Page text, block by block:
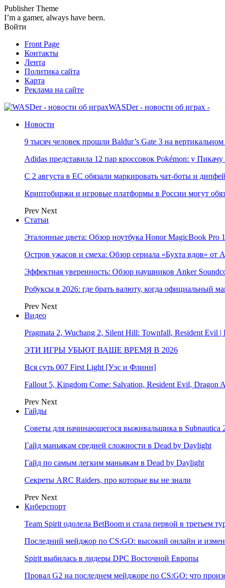
Publisher Theme
I’m a gamer, always have been.
Войти
Front Page
Контакты
Лента
Политика сайта
Карта
Реклама на сайте
WASDer - новости об играх -
Новости
9 тысяч человек прошли Baldur’s Gate 3 на
Adidas представила 12 пар кроссовок Pokémon: у
С 2 августа в ЕС обязали маркировать чат-боты и
Криптобиржи и игровые платформы в России могут
Prev Next
Статьи
Эталонные цвета: Обзор ноутбука Honor MagicBook Pro
Остров ужасов и смеха: Обзор сериала «Бухта вдов» от
Эффектная уверенность: Обзор наушников Anker
Робуксы в 2026: где брать валюту, когда официальный
Prev Next
Видео
Pragmata 2, Wuchang 2, Silent Hill: Townfall, Resident
ЭТИ ИГРЫ УБЬЮТ ВАШЕ ВРЕМЯ В 2026
Вся суть 007 First Light [Уэс и Флинн]
Fallout 5, Kingdom Come: Salvation, Resident Evil,
Prev Next
Гайды
Советы для начинающегося выживальщика в Subnautica
Гайд маньякам средней сложности в Dead by Daylight
Гайд по самым легким маньякам в Dead by Daylight
Секреты ARC Raiders, про которые вы не знали
Prev Next
Киберспорт
Team Spirit одолела BetBoom и стала первой в третьем
Последний мейджор по CS:GO: высокий онлайн и
Spirit выбилась в лидеры DPC Восточной Европы
Провал G2 на последнем мейджоре по CS:GO: что